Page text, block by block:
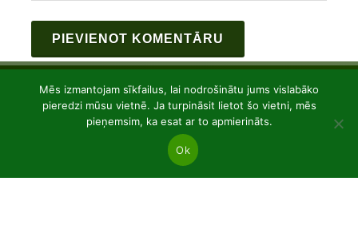
Mēs izmantojam sīkfailus, lai nodrošinātu jums vislabāko
pieredzi mūsu vietnē. Ja turpināsit lietot šo vietni, mēs
pieņemsim, ka esat ar to apmierināts.
Ok